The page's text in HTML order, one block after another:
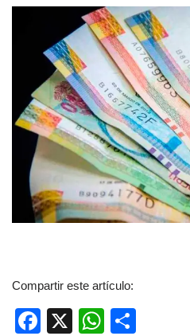
Compartir este artículo:
F
X
W